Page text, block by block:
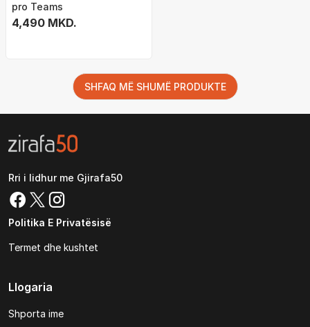
pro Teams
4,490 MKD.
SHFAQ MË SHUMË PRODUKTE
Rri i lidhur me Gjirafa50
Politika E Privatësisë
Termet dhe kushtet
Llogaria
Shporta ime